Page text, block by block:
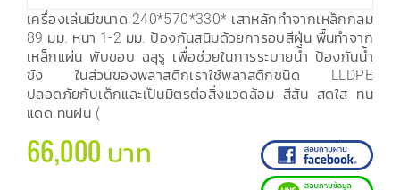
เครื่องเล่นมีขนาด 240*570*330* เสาหลักทำจากเหล็กกลม
89 มม. หนา 1-2 มม. ป้องกันสนิมด้วยการอบสีฝุ่น พื้นทำจาก
เหล็กแผ่น พับขอบ ฉลุรู เพื่อช่วยในการระบายน้ำ ป้องกันน้ำ
ขัง ในส่วนของพลาสติกเราใช้พลาสติกชนิด LLDPE
ปลอดภัยกับเด็กและเป็นมิตรต่อสิ่งแวดล้อม สีสัน สดใส ทน
แดด ทนฝน (
66,000 บาท